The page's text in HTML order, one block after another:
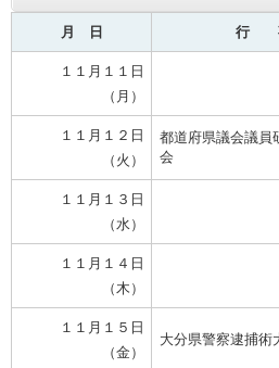
月 日 行
１１月１１日
（月）
１１月１２日
（火）
都道府県議会議員
会
１１月１３日
（水）
１１月１４日
（木）
１１月１５日
（金）
大分県警察逮捕術